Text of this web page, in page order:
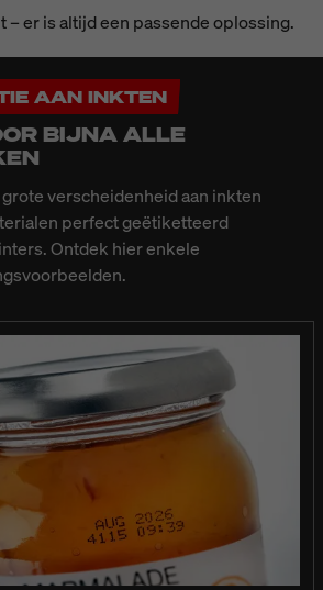
– er is altijd een passende oplossing.
AAN INKTEN
BIJNA ALLE
verscheidenheid aan inkten
perfect geëtiketteerd
Ontdek hier enkele